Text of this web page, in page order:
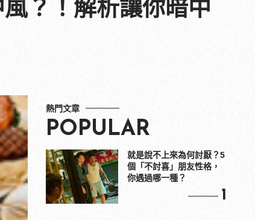
？！解析讓你暗中
熱門文章
POPULAR
就是說不上來為何討厭？5
個「不討喜」朋友性格，
你遇過哪一種？
1